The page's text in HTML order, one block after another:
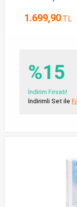
1.699,90 TL
%15
İndirim Fırsatı!
İndirimli Set ile